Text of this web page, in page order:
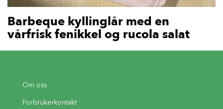
Barbeque kyllinglår med en
vårfrisk fenikkel og rucola salat
Om oss
Forbrukerkontakt